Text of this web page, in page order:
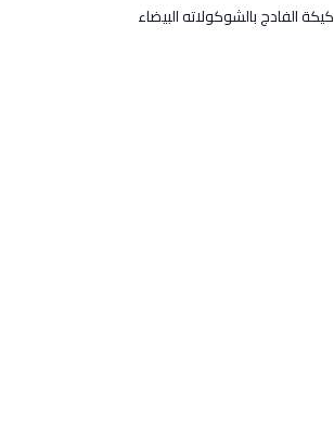
كيكة الفادج بالشوكولاته البيضاء